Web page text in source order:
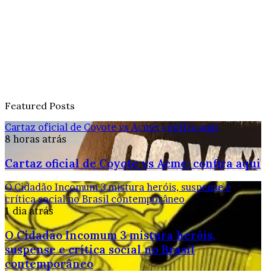
Featured Posts
Cartaz oficial de Coyote vs Acme: confira aqui
8 horas atrás
Cartaz oficial de Coyote vs Acme: confira aqui
O Cidadão Incomum 3 mistura heróis, suspense e
crítica social no Brasil contemporâneo
1 dia atrás
O Cidadão Incomum 3 mistura heróis,
suspense e crítica social no Brasil
contemporâneo